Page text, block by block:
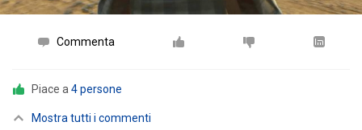
Commenta
Piace a 4 persone
Mostra tutti i commenti